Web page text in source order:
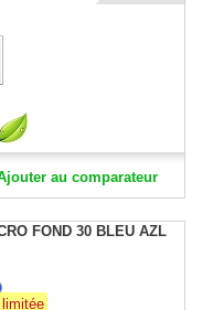
au comparateur
FOND 30 BLEU AZL